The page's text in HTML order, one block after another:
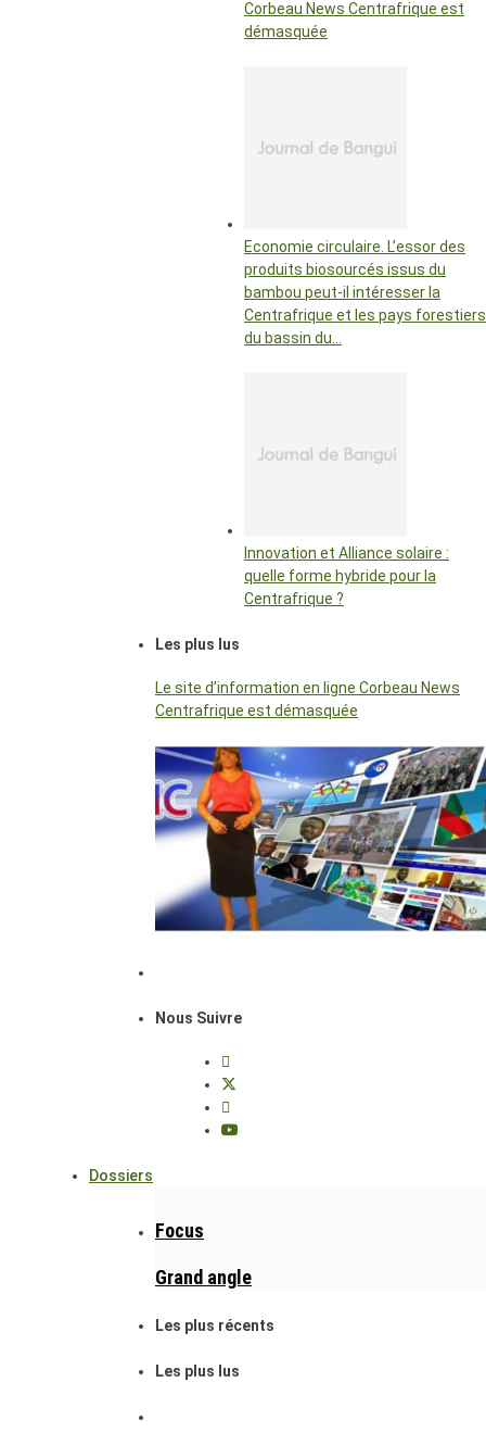
Corbeau News Centrafrique est
démasquée
Economie circulaire. L’essor des
produits biosourcés issus du
bambou peut-il intéresser la
Centrafrique et les pays forestiers
du bassin du…
Innovation et Alliance solaire :
quelle forme hybride pour la
Centrafrique ?
Les plus lus
Le site d’information en ligne Corbeau News
Centrafrique est démasquée
Nous Suivre
Dossiers
Focus
Grand angle
Les plus récents
Les plus lus